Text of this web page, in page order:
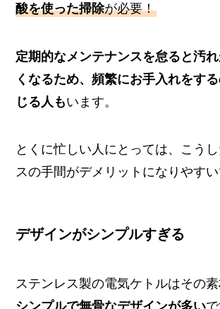
酸を使った掃除が必要！
定期的なメンテナンスを怠ると汚
くなるため、頻繁にお手入れをす
じる人もいます。
とくに忙しい人にとっては、こう
スの手間がデメリットになりやすい
デザインがシンプルすぎる
ステンレス製の電気ケトルはその素
シンプルで無骨なデザインが多いで